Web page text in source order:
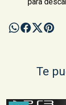
Te